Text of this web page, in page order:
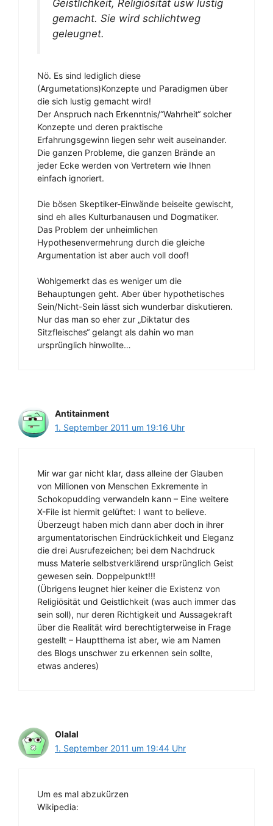
Geistlichkeit, Religiösität usw lustig
gemacht. Sie wird schlichtweg
geleugnet.
Nö. Es sind lediglich diese
(Argumetations)Konzepte und Paradigmen über
die sich lustig gemacht wird!
Der Anspruch nach Erkenntnis/“Wahrheit“ solcher
Konzepte und deren praktische
Erfahrungsgewinn liegen sehr weit auseinander.
Die ganzen Probleme, die ganzen Brände an
jeder Ecke werden von Vertretern wie Ihnen
einfach ignoriert.
Die bösen Skeptiker-Einwände beiseite gewischt,
sind eh alles Kulturbanausen und Dogmatiker.
Das Problem der unheimlichen
Hypothesenvermehrung durch die gleiche
Argumentation ist aber auch voll doof!
Wohlgemerkt das es weniger um die
Behauptungen geht. Aber über hypothetisches
Sein/Nicht-Sein lässt sich wunderbar diskutieren.
Nur das man so eher zur „Diktatur des
Sitzfleisches“ gelangt als dahin wo man
ursprünglich hinwollte…
Antitainment
1. September 2011 um 19:16 Uhr
Mir war gar nicht klar, dass alleine der Glauben
von Millionen von Menschen Exkremente in
Schokopudding verwandeln kann – Eine weitere
X-File ist hiermit gelüftet: I want to believe.
Überzeugt haben mich dann aber doch in ihrer
argumentatorischen Eindrücklichkeit und Eleganz
die drei Ausrufezeichen; bei dem Nachdruck
muss Materie selbstverklärend ursprünglich Geist
gewesen sein. Doppelpunkt!!!
(Übrigens leugnet hier keiner die Existenz von
Religiösität und Geistlichkeit (was auch immer das
sein soll), nur deren Richtigkeit und Aussagekraft
über die Realität wird berechtigterweise in Frage
gestellt – Hauptthema ist aber, wie am Namen
des Blogs unschwer zu erkennen sein sollte,
etwas anderes)
Olalal
1. September 2011 um 19:44 Uhr
Um es mal abzukürzen
Wikipedia: